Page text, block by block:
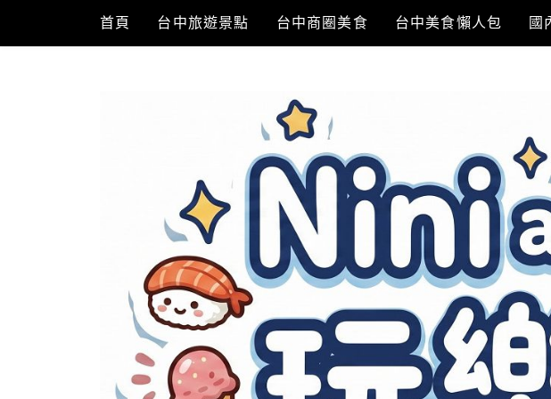
content
首頁 台中旅遊景點 台中商圈美食 台中美食懶人包 國